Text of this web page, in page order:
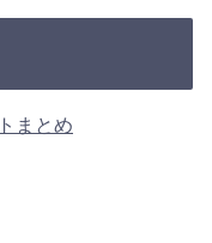
まとめ